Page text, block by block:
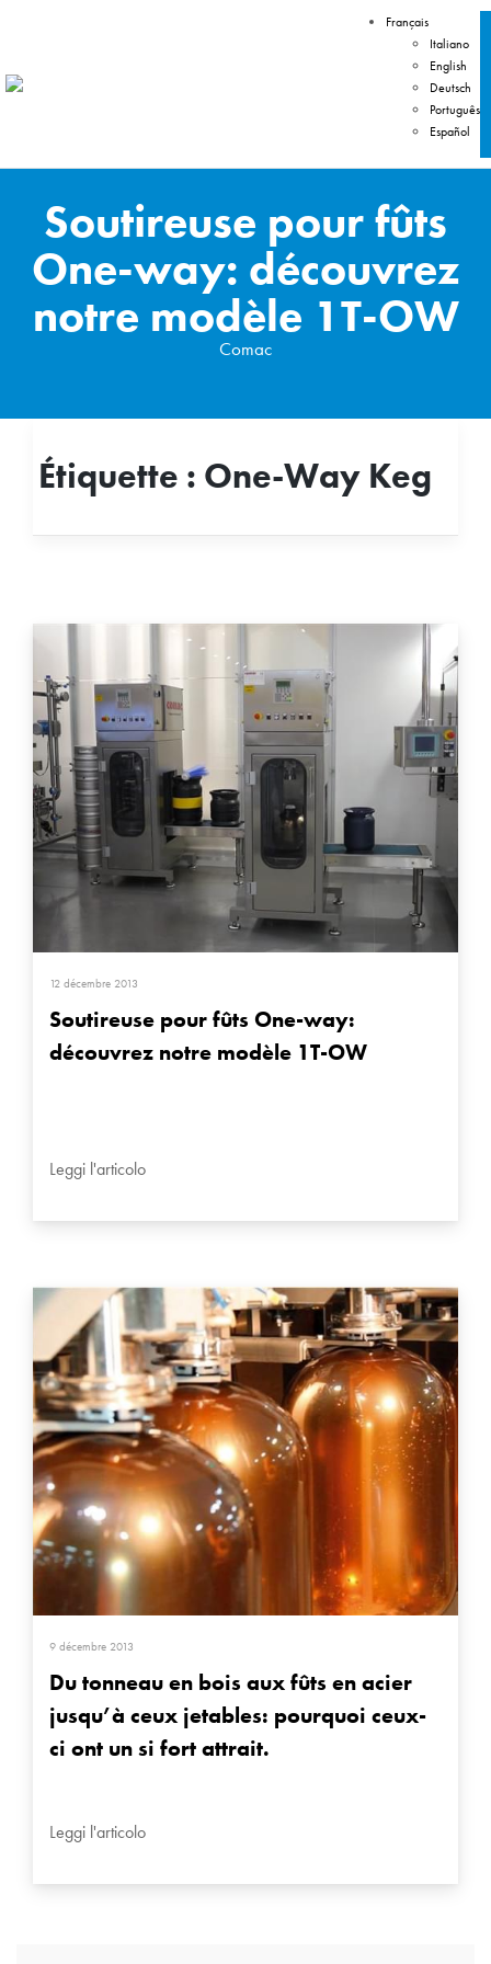
Français
Italiano
English
Deutsch
Português
Español
Soutireuse pour fûts
One-way: découvrez
notre modèle 1T-OW
Comac
Étiquette : One-Way Keg
12 décembre 2013
Soutireuse pour fûts One-way:
découvrez notre modèle 1T-OW
Leggi l'articolo
9 décembre 2013
Du tonneau en bois aux fûts en acier
jusqu’à ceux jetables: pourquoi ceux-
ci ont un si fort attrait.
Leggi l'articolo